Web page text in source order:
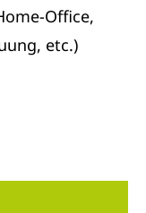
Office,
etc.)